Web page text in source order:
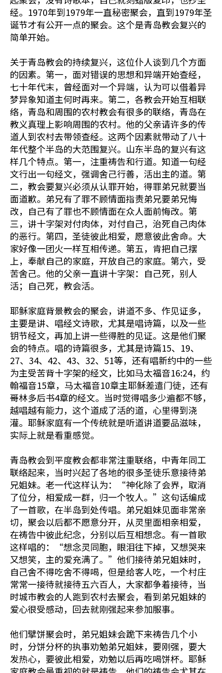
经。1970年到1979年一直秘密聚会，直到1979年圣
诞节才有公开一点的聚会。这个是青岛教会复兴的
简单开始。
关于青岛教会的持续复兴，这位仆人谈到几个方面
的因素。第一，面对错误的思想和异端开始查经，
七十年代末，曾经面对一个异端，认为可以借着异
梦异象知道主何时再来。第二，各教会开始互相联
络，青岛和周围的农村教会有很多的联络，青岛在
教义真理上影响周围的农村。他的父亲请许多的传
道人到农村去带领查经。这两个因素就带动了八十
年代整个半岛的大范围复兴。山东半岛的复兴有这
样几个特点。第一，注重祷告和行道。知道一句经
文行出一句经文，强调舍己行善，活出主的道。第
二，教会要复兴必须从认罪开始，得罪弟兄就要当
面道歉。弟兄有了罪不顾情面指责弟兄要弟兄悔
改，自己有了罪也不顾情面在众人面前悔改。第
三，讲十字架对付肉体，对付自己，治死自己肉体
的恶行。第四，圣徒彼此相爱，愿意彼此舍命。大
家好像一团火一样互相传递。第五，肯把自己摆
上，奉献自己的家庭，开放自己的家庭。第六，受
苦舍己。他的父亲一直讲十字架：自己死，别人
活；自己死，教会活。
耶稣家庭背景教会的聚会，讲道不多、作见证多，
主要是讲、唱经文诗歌，尤其是唱诗篇，以及一些
钥节经文，再加上讲一些得胜的见证。这是他们聚
会的特点。唱的诗篇很多，尤其是诗篇15、19、
27、34、42、43、32、51等，还有唱新约中的一些
为主受苦背十字架的经文，比如马太福音16:24，约
翰福音15章，马太福音10章主耶稣差遣门徒，还有
哥林多后书4章的经文。当时觉得唱多少遍都不够，
越唱越有能力，这个道成了活的道，心里得到浇
灌。耶稣家庭有一个传统就是听道讲道要品滋味，
实际上就是看重感觉。
青岛教会到平度教会都非常注重联络，中青年同工
联络起来，当时兴起了各地的很多圣徒乐意接待弟
兄姐妹。老一代这样认为：“神化除了会界，取消
了位分，相爱成一群，归一个牧人。”这句话编成
了一首歌，在半岛到处传唱。弟兄姐妹见面非常亲
切，聚会以后都不愿意分开，从灵里面相亲相爱，
在祷告中彼此纪念，分别以后互相想念。有一首歌
这样唱的：“想念灵同胞，眼泪往下掉，又想哭来
又想笑，主的爱充满了。”他们接待弟兄姐妹时，
自己舍不得吃舍不得喝，但是给客人吃，一个村庄
常常一接待就接待五六百人，大家都争着接待，当
时城市教会的人跑到农村去聚会，看到弟兄姐妹的
爱心很受感动，回去就刚强起来参加服事。
他们擘饼聚会时，弟兄姐妹会跪下来祷告几个小
时，分饼分杯的执事劝勉弟兄姐妹，要刚强，要大
发热心，要彼此相爱，劝勉以后再吃喝饼杯。耶稣